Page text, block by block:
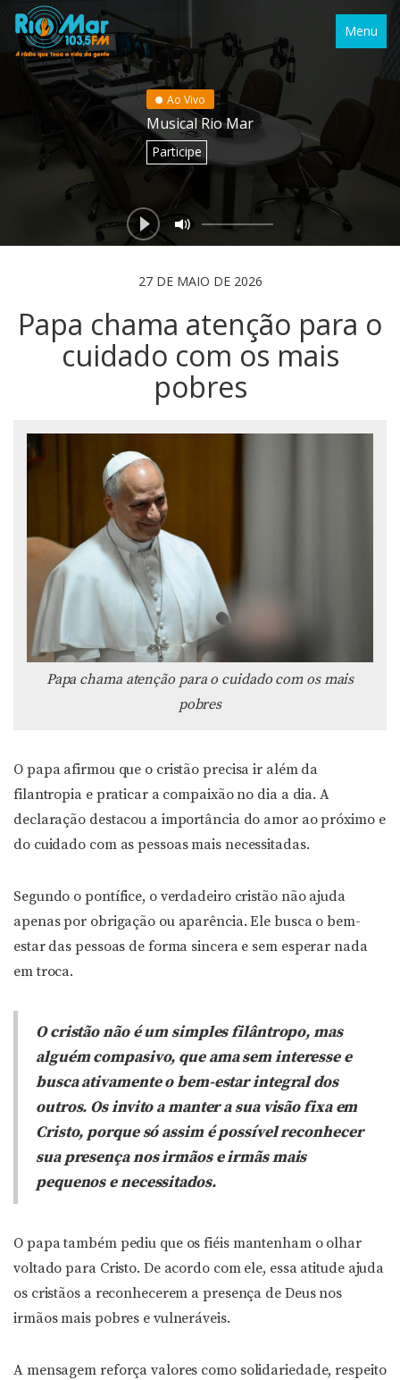
Menu
Ao Vivo
Musical Rio Mar
Participe
27 DE MAIO DE 2026
Papa chama atenção para o
cuidado com os mais
pobres
Papa chama atenção para o cuidado com os mais
pobres
O papa afirmou que o cristão precisa ir além da
filantropia e praticar a compaixão no dia a dia. A
declaração destacou a importância do amor ao próximo e
do cuidado com as pessoas mais necessitadas.
Segundo o pontífice, o verdadeiro cristão não ajuda
apenas por obrigação ou aparência. Ele busca o bem-
estar das pessoas de forma sincera e sem esperar nada
em troca.
O cristão não é um simples filântropo, mas
alguém compasivo, que ama sem interesse e
busca ativamente o bem-estar integral dos
outros. Os invito a manter a sua visão fixa em
Cristo, porque só assim é possível reconhecer
sua presença nos irmãos e irmãs mais
pequenos e necessitados.
O papa também pediu que os fiéis mantenham o olhar
voltado para Cristo. De acordo com ele, essa atitude ajuda
os cristãos a reconhecerem a presença de Deus nos
irmãos mais pobres e vulneráveis.
A mensagem reforça valores como solidariedade, respeito